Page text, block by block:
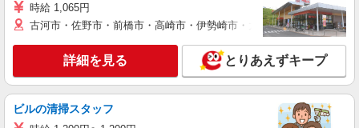
時給 1,065円
古河市・佐野市・前橋市・高崎市・伊勢崎市・太田市・館林市・藤
詳細を見る とりあえずキープ
ビルの清掃スタッフ